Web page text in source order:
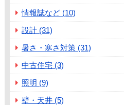
情報誌など (10)
設計 (31)
暑さ・寒さ対策 (31)
中古住宅 (3)
照明 (9)
壁・天井 (5)